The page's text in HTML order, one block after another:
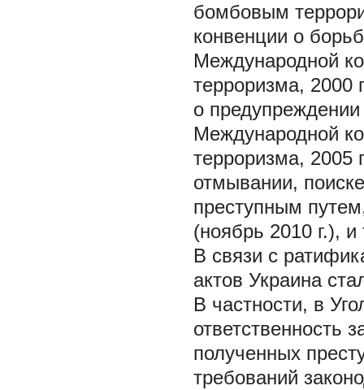
бомбовым
конвенции о
Международной
терроризма, 2000
о
Международной
терроризма, 2005
отмывании,
преступным
(ноябрь 2010 г.), и
В связи с
актов Украина
В частности, в
ответственность
полученных
требований